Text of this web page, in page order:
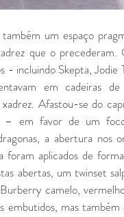
um espaço
que o
- incluindo Skepta,
em cadeiras
Afastou-se do
– em favor de um
a abertura
foram aplicados de
abertas, um twinset
camelo,
embutidos, mas